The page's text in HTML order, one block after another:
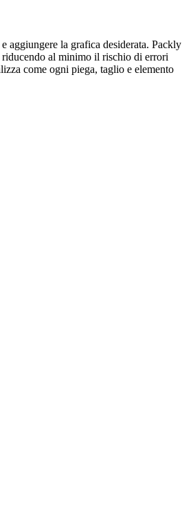
aggiungere la grafica desiderata. Packly
riducendo al minimo il rischio di errori
come ogni piega, taglio e elemento